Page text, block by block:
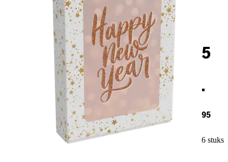
5
.
95
6 stuks